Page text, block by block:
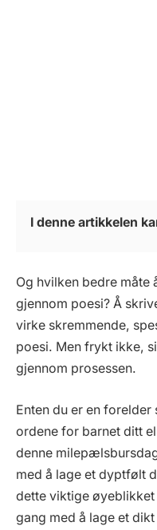
I denne artikkelen
Og hvilken bedre måte
gjennom poesi? Å
virke skremmende,
poesi. Men frykt ikke,
gjennom prosessen.
Enten du er en
ordene for barnet ditt
denne
med å lage et dyptfølt
dette viktige øyeblikket
gang med å lage et